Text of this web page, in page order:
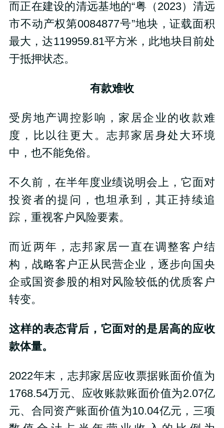
而正在建设的清远基地的“粤（2023）清远
市不动产权第0084877号”地块，证载面积
最大，达119959.81平方米，此地块目前处
于抵押状态。
有款难收
受房地产调控影响，家居企业的收款难
度，比以往更大。志邦家居身处大环境
中，也不能免俗。
不久前，在半年度业绩说明会上，它面对
投资者的提问，也坦承到，其正持续追
踪，重视客户风险要素。
而近两年，志邦家居一直在调整客户结
构，战略客户正从民营企业，逐步向国央
企或国资参股的相对风险较低的优质客户
转变。
这样的表态背后，它面对的是居高的应收
款体量。
2022年末，志邦家居应收票据账面价值为
1768.54万元、应收账款账面价值为2.07亿
元、合同资产账面价值为10.04亿元，三项